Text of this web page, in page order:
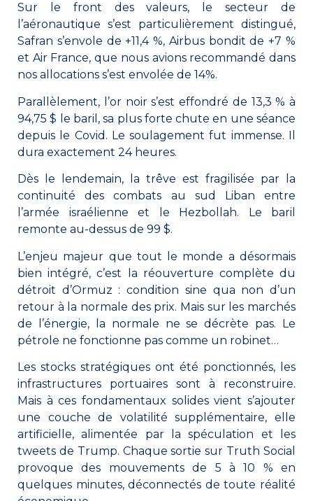
Sur le front des valeurs, le secteur de
l’aéronautique s’est particulièrement distingué,
Safran s’envole de +11,4 %, Airbus bondit de +7 %
et Air France, que nous avions recommandé dans
nos allocations s’est envolée de 14%.
Parallèlement, l’or noir s’est effondré de 13,3 % à
94,75 $ le baril, sa plus forte chute en une séance
depuis le Covid. Le soulagement fut immense. Il
dura exactement 24 heures.
Dès le lendemain, la trêve est fragilisée par la
continuité des combats au sud Liban entre
l’armée israélienne et le Hezbollah. Le baril
remonte au-dessus de 99 $.
L’enjeu majeur que tout le monde a désormais
bien intégré, c’est la réouverture complète du
détroit d’Ormuz : condition sine qua non d’un
retour à la normale des prix. Mais sur les marchés
de l’énergie, la normale ne se décrète pas. Le
pétrole ne fonctionne pas comme un robinet…
Les stocks stratégiques ont été ponctionnés, les
infrastructures portuaires sont à reconstruire.
Mais à ces fondamentaux solides vient s’ajouter
une couche de volatilité supplémentaire, elle
artificielle, alimentée par la spéculation et les
tweets de Trump. Chaque sortie sur Truth Social
provoque des mouvements de 5 à 10 % en
quelques minutes, déconnectés de toute réalité